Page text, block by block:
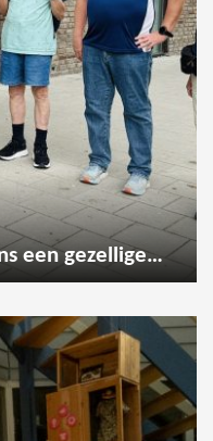
Geniet van de zomer tijdens een gezellige wandeling